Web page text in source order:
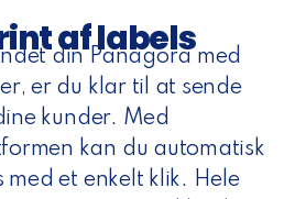
af labels
din Panagora med
er du klar til at sende
kunder. Med
kan du automatisk
et enkelt klik. Hele